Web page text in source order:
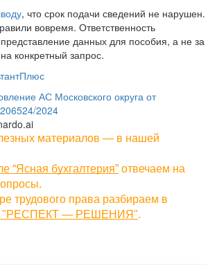
, что срок подачи сведений не нарушен.
вовремя. Ответственность
данных для пособия, а не за
конкретный запрос.
АС Московского округа от
2024
материалов — в нашей
“Ясная бухгалтерия” отвечаем на
трудового права разбираем в
"РЕСПЕКТ — РЕШЕНИЯ".